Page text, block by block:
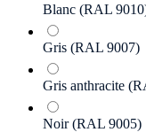
Blanc (RAL
Gris (RAL 9007)
Gris anthracite
Noir (RAL 9005)